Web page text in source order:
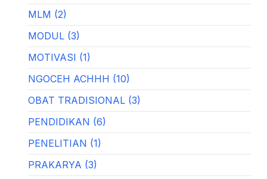
MLM (2)
MODUL (3)
MOTIVASI (1)
NGOCEH ACHHH (10)
OBAT TRADISIONAL (3)
PENDIDIKAN (6)
PENELITIAN (1)
PRAKARYA (3)